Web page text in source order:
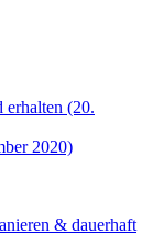
(20.
2020)
& dauerhaft